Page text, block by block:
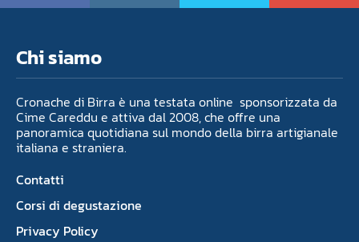
Chi siamo
Cronache di Birra è una testata online sponsorizzata da
Cime Careddu e attiva dal 2008, che offre una
panoramica quotidiana sul mondo della birra artigianale
italiana e straniera.
Contatti
Corsi di degustazione
Privacy Policy